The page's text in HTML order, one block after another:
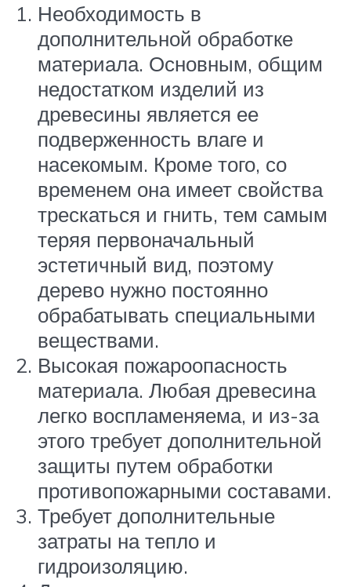
Необходимость в
дополнительной обработке
материала. Основным, общим
недостатком изделий из
древесины является ее
подверженность влаге и
насекомым. Кроме того, со
временем она имеет свойства
трескаться и гнить, тем самым
теряя первоначальный
эстетичный вид, поэтому
дерево нужно постоянно
обрабатывать специальными
веществами.
Высокая пожароопасность
материала. Любая древесина
легко воспламеняема, и из-за
этого требует дополнительной
защиты путем обработки
противопожарными составами.
Требует дополнительные
затраты на тепло и
гидроизоляцию.